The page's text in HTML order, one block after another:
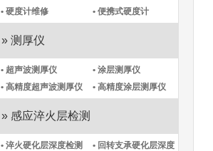
• 硬度计维修
• 便携式硬度计
» 测厚仪
• 超声波测厚仪
• 涂层测厚仪
• 高精度超声波测厚仪
• 高精度涂层测厚仪​
» 感应淬火层检测
• 淬火硬化层深度检测
• 回转支承硬化层深度